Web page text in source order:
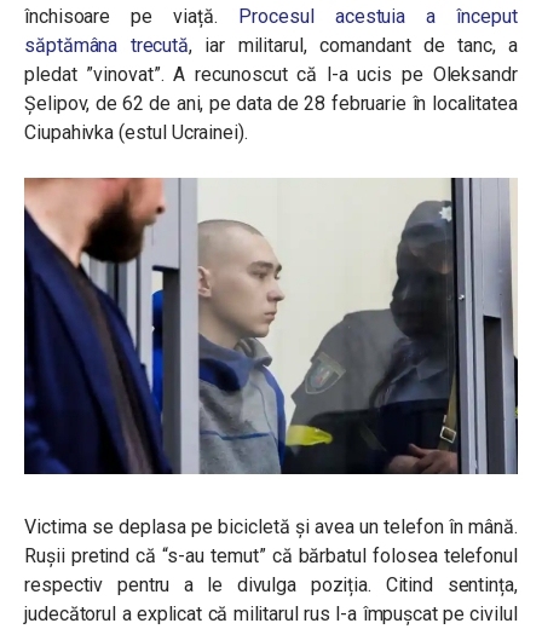
închisoare pe viață. Procesul acestuia a început
săptămâna trecută, iar militarul, comandant de tanc, a
pledat ”vinovat”. A recunoscut că l-a ucis pe Oleksandr
Șelipov, de 62 de ani, pe data de 28 februarie în localitatea
Ciupahivka (estul Ucrainei).
Victima se deplasa pe bicicletă și avea un telefon în mână.
Rușii pretind că “s-au temut” că bărbatul folosea telefonul
respectiv pentru a le divulga poziția. Citind sentința,
judecătorul a explicat că militarul rus l-a împușcat pe civilul